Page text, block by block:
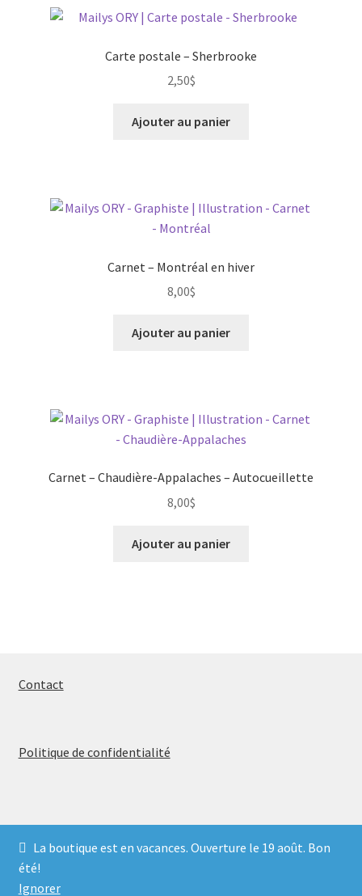
La boutique est en vacances. Ouverture le 19 août. Bon
été!
Ignorer
Carte postale – Sherbrooke
2,50$
Ajouter au panier
Carnet – Montréal en hiver
8,00$
Ajouter au panier
Carnet – Chaudière-Appalaches – Autocueillette
8,00$
Ajouter au panier
Contact
Politique de confidentialité
© 2026
Politique de confidentialité